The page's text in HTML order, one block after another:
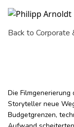
KI Filme
Back to Corporate
Die
Storyteller neue
Budgetgrenzen,